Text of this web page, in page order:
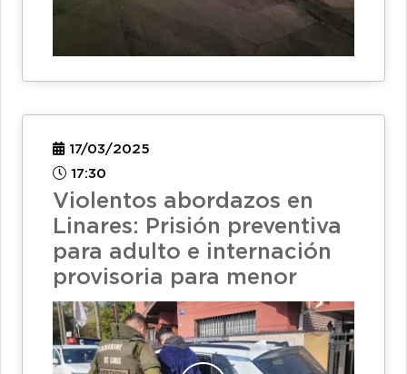
17/03/2025
17:30
Violentos abordazos en
Linares: Prisión preventiva
para adulto e internación
provisoria para menor